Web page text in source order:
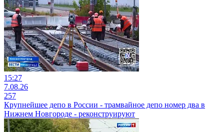
15:27
7.08.26
257
Крупнейшее депо в России - трамвайное депо номер два в
Нижнем Новгороде - реконструируют